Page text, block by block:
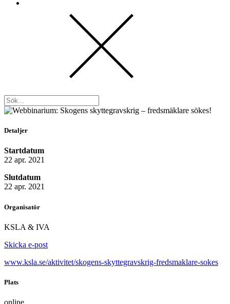
Detaljer
Startdatum
22 apr. 2021
Slutdatum
22 apr. 2021
Organisatör
KSLA & IVA
Skicka e-post
www.ksla.se/aktivitet/skogens-skyttegravskrig-fredsmaklare-sokes
Plats
online